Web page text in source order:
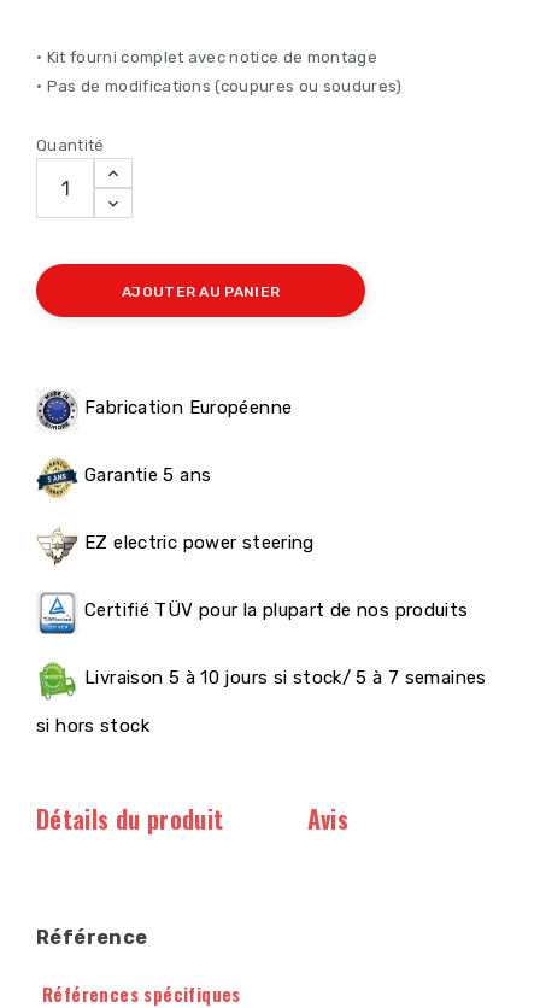
• Kit fourni complet avec notice de montage
• Pas de modifications (coupures ou soudures)
Quantité
AJOUTER AU PANIER
Fabrication Européenne
Garantie 5 ans
EZ electric power steering
Certifié TÜV pour la plupart de nos produits
Livraison 5 à 10 jours si stock/ 5 à 7 semaines
si hors stock
Détails du produit Avis
Référence
Références spécifiques